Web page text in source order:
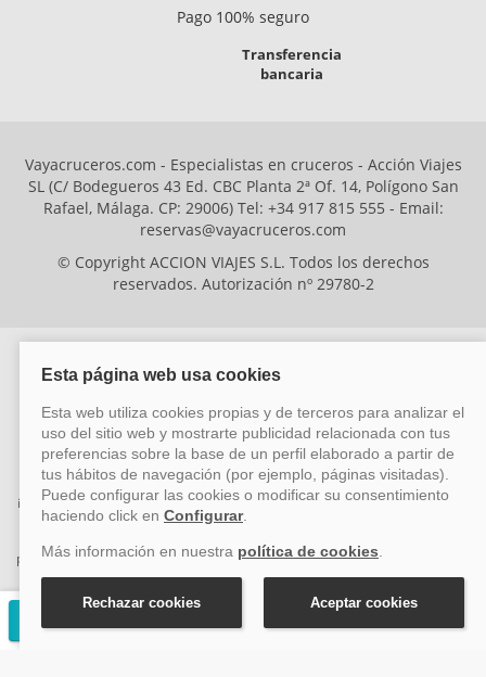
Pago 100% seguro
Transferencia
bancaria
Vayacruceros.com - Especialistas en cruceros - Acción Viajes
SL (C/ Bodegueros 43 Ed. CBC Planta 2ª Of. 14, Polígono San
Rafael, Málaga. CP: 29006) Tel: +34 917 815 555 - Email:
reservas@vayacruceros.com
© Copyright ACCION VIAJES S.L. Todos los derechos
reservados. Autorización nº 29780-2
ACCION VIAJES SL ha sido beneficiaria del Fondo Europeo de Desarrollo
Regional (FEDER), cuyo objetivo es mejorar la competitividad de las pymes
mediante el impulso de la innovación, el desarrollo tecnológico, la
investigación de calidad y el uso seguro y fiable del ciberespacio. Gracias a
esta financiación, la empresa ha puesto en marcha un Plan de Acción
promoviendo la innovación y la ciberseguridad. Para ello, ha contado con el
apoyo de los programas Pyme Innova y Pyme Cibersegura de la Cámara
de Comercio de Málaga. #EuropaSeSiente